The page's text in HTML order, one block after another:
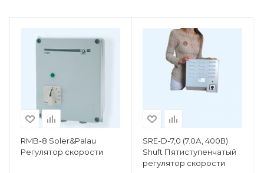
RMB-8 Soler&Palau
Регулятор скорости
SRE-D-7,0 (7.0А, 400В)
Shuft Пятиступенчатый
регулятор скорости